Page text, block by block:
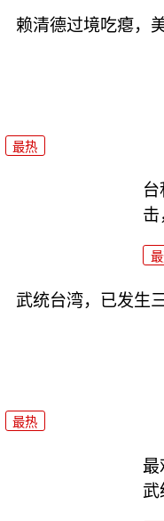
赖清德过境吃瘪，
最热
击
武统台湾，已发生
最热
最
武